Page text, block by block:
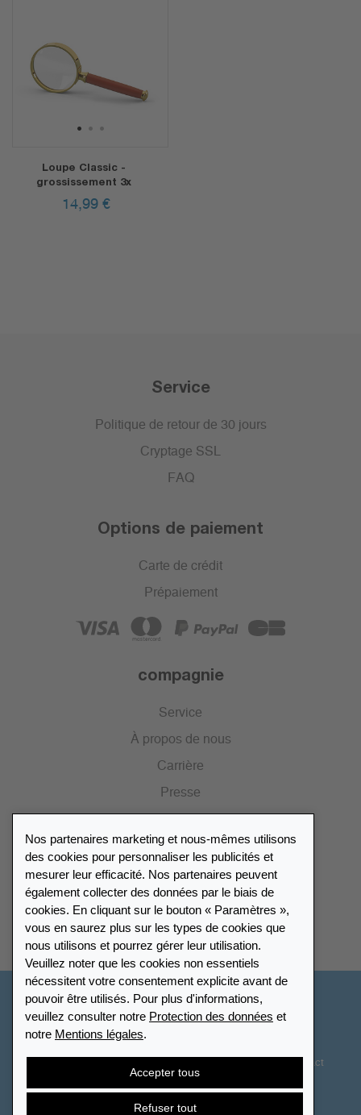
1 2 3
Loupe Classic -
grossissement 3x
14,99 €
Service
Politique de retour de 30 jours
Cryptage SSL
FAQ
Options de paiement
Carte de crédit
Prépaiement
compagnie
Service
À propos de nous
Carrière
Presse
Portail des revendeurs
Répertoire des revendeurs
Trouver Leuchtturm
Nos partenaires marketing et nous-mêmes utilisons
des cookies pour personnaliser les publicités et
mesurer leur efficacité. Nos partenaires peuvent
également collecter des données par le biais de
cookies. En cliquant sur le bouton « Paramètres »,
vous en saurez plus sur les types de cookies que
nous utilisons et pourrez gérer leur utilisation.
Veuillez noter que les cookies non essentiels
nécessitent votre consentement explicite avant de
pouvoir être utilisés. Pour plus d'informations,
veuillez consulter notre Protection des données et
notre Mentions légales.
Accepter tous
Refuser tout
France
Paramètres des cookies
Contact
Droit de rétractation Résilier le contrat